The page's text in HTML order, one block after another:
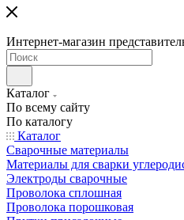
Интернет-магазин
Каталог
По всему сайту
По каталогу
Каталог
Сварочные материалы
Материалы для сварки
Электроды сварочные
Проволока сплошная
Проволока порошковая